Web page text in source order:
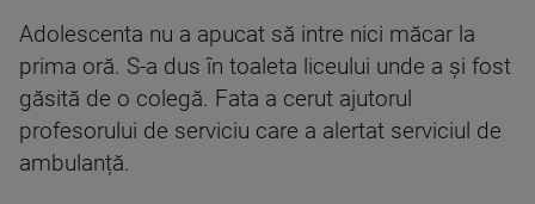
Adolescenta nu a apucat să intre nici măcar la
prima oră. S-a dus în toaleta liceului unde a și fost
găsită de o colegă. Fata a cerut ajutorul
profesorului de serviciu care a alertat serviciul de
ambulanță.